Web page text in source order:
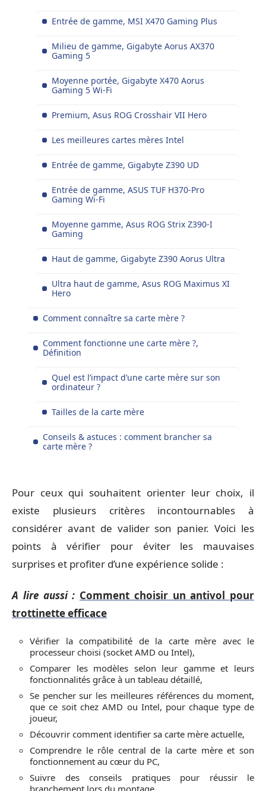
Entrée de gamme, MSI X470 Gaming Plus
Milieu de gamme, Gigabyte Aorus AX370
Gaming 5
Moyenne portée, Gigabyte X470 Aorus
Gaming 5 Wi-Fi
Premium, Asus ROG Crosshair VII Hero
Les meilleures cartes mères Intel
Entrée de gamme, Gigabyte Z390 UD
Entrée de gamme, ASUS TUF H370-Pro
Gaming Wi-Fi
Moyenne gamme, Asus ROG Strix Z390-I
Gaming
Haut de gamme, Gigabyte Z390 Aorus Ultra
Ultra haut de gamme, Asus ROG Maximus XI
Hero
Comment connaître sa carte mère ?
Comment fonctionne une carte mère ?,
Définition
Quel est l’impact d’une carte mère sur son
ordinateur ?
Tailles de la carte mère
Conseils & astuces : comment brancher sa
carte mère ?
Pour ceux qui souhaitent orienter leur choix, il
existe plusieurs critères incontournables à
considérer avant de valider son panier. Voici les
points à vérifier pour éviter les mauvaises
surprises et profiter d’une expérience solide :
A lire aussi : Comment choisir un antivol pour
trottinette efficace
Vérifier la compatibilité de la carte mère avec le
processeur choisi (socket AMD ou Intel),
Comparer les modèles selon leur gamme et leurs
fonctionnalités grâce à un tableau détaillé,
Se pencher sur les meilleures références du moment,
que ce soit chez AMD ou Intel, pour chaque type de
joueur,
Découvrir comment identifier sa carte mère actuelle,
Comprendre le rôle central de la carte mère et son
fonctionnement au cœur du PC,
Suivre des conseils pratiques pour réussir le
branchement lors du montage.